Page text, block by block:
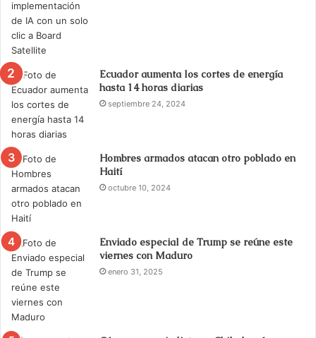
Ecuador aumenta los cortes de energía
hasta 14 horas diarias
septiembre 24, 2024
Hombres armados atacan otro poblado en
Haití
octubre 10, 2024
Enviado especial de Trump se reúne este
viernes con Maduro
enero 31, 2025